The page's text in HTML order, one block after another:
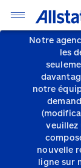
Notre
les
notre
nouvelle
ligne sur